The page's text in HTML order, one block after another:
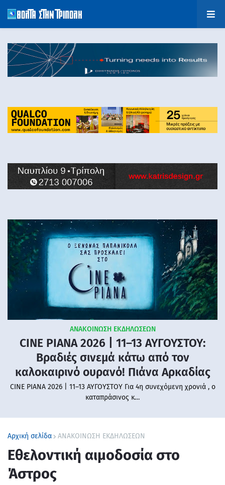
ΑΝΑΚΟΙΝΩΣΗ ΕΚΔΗΛΩΣΕΩΝ
CINE PIANA 2026 | 11–13 ΑΥΓΟΥΣΤΟΥ:
Βραδιές σινεμά κάτω από τον
καλοκαιρινό ουρανό! Πιάνα Αρκαδίας
CINE PIANA 2026 | 11–13 ΑΥΓΟΥΣΤΟΥ Για 4η συνεχόμενη χρονιά , ο
καταπράσινος κ…
Αρχική σελίδα ΑΝΑΚΟΙΝΩΣΗ ΕΚΔΗΛΩΣΕΩΝ
Εθελοντική αιμοδοσία στο
Άστρος